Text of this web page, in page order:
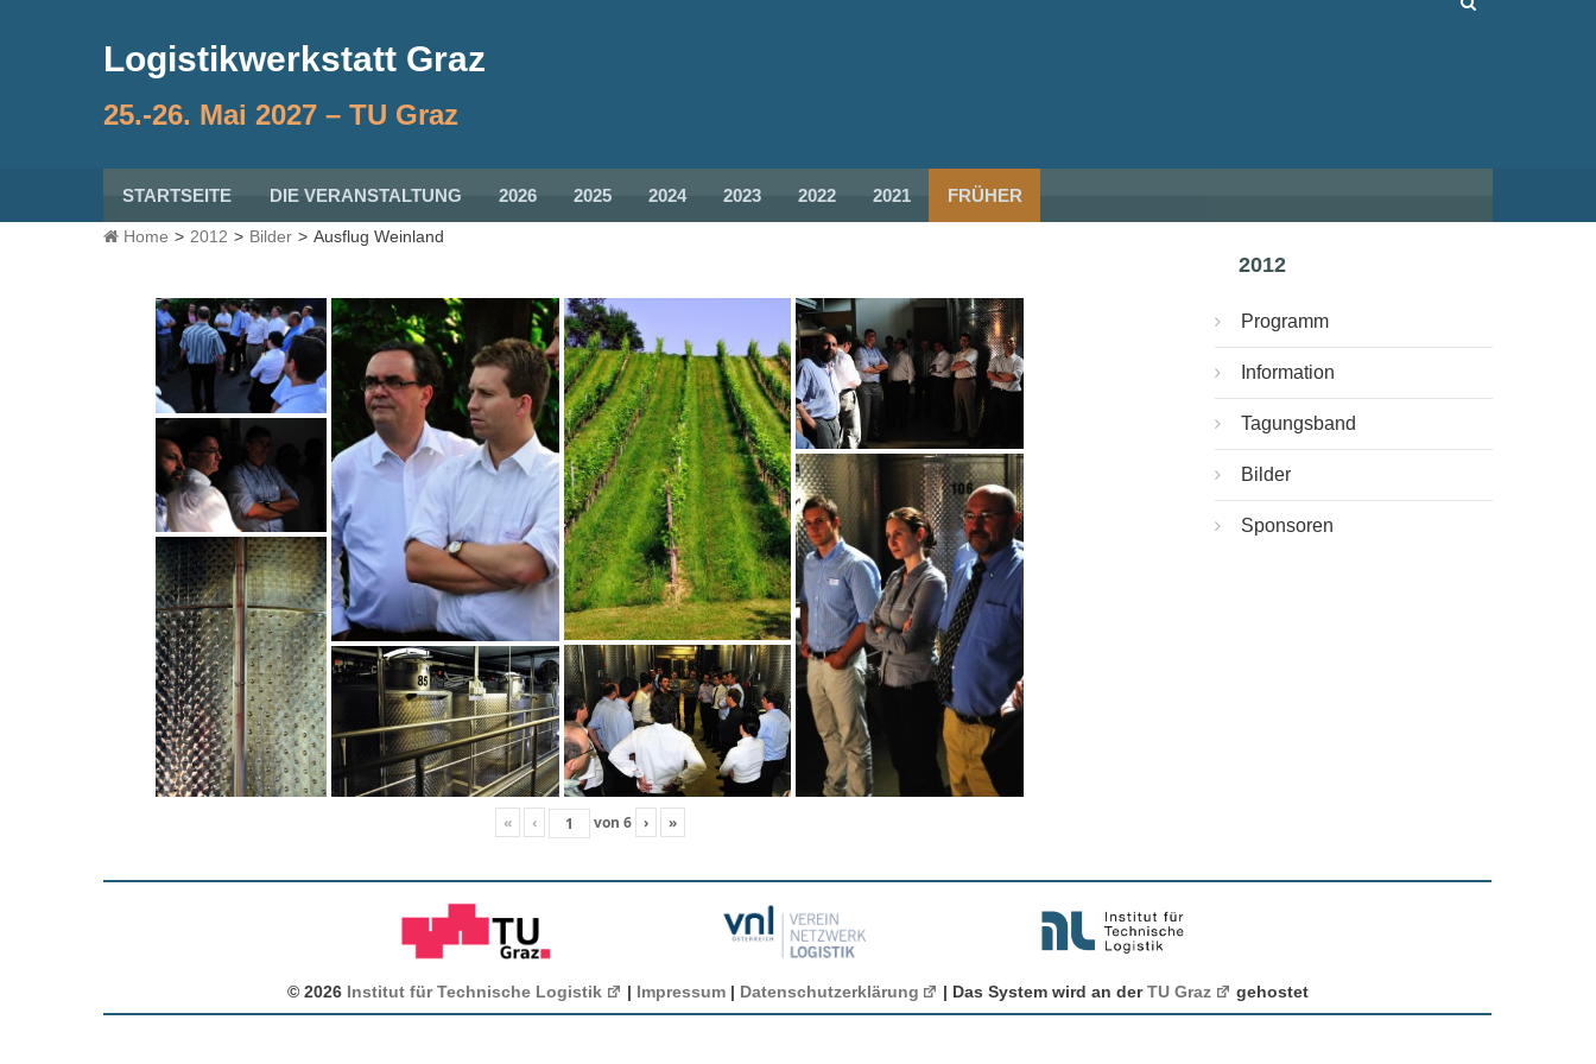
Logistikwerkstatt Graz
25.-26. Mai 2027 – TU Graz
STARTSEITE DIE VERANSTALTUNG 2026 2025 2024 2023 2022 2021 FRÜHER
Home > 2012 > Bilder > Ausflug Weinland
« ‹ von 6 › »
2012
Programm
Information
Tagungsband
Bilder
Sponsoren
© 2026 Institut für Technische Logistik | Impressum| Datenschutzerklärung | Das System wird an derTU Graz gehostet